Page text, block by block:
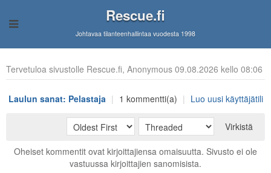
Rescue.fi
Johtavaa tilanteenhallintaa vuodesta 1998
Tervetuloa sivustolle Rescue.fi, Anonymous 09.08.2026 kello 08:06
Laulun sanat: Pelastaja | 1 kommentti(a) | Luo uusi käyttäjätili
Virkistä
Oheiset kommentit ovat kirjoittajiensa omaisuutta. Sivusto ei ole
vastuussa kirjoittajien sanomisista.